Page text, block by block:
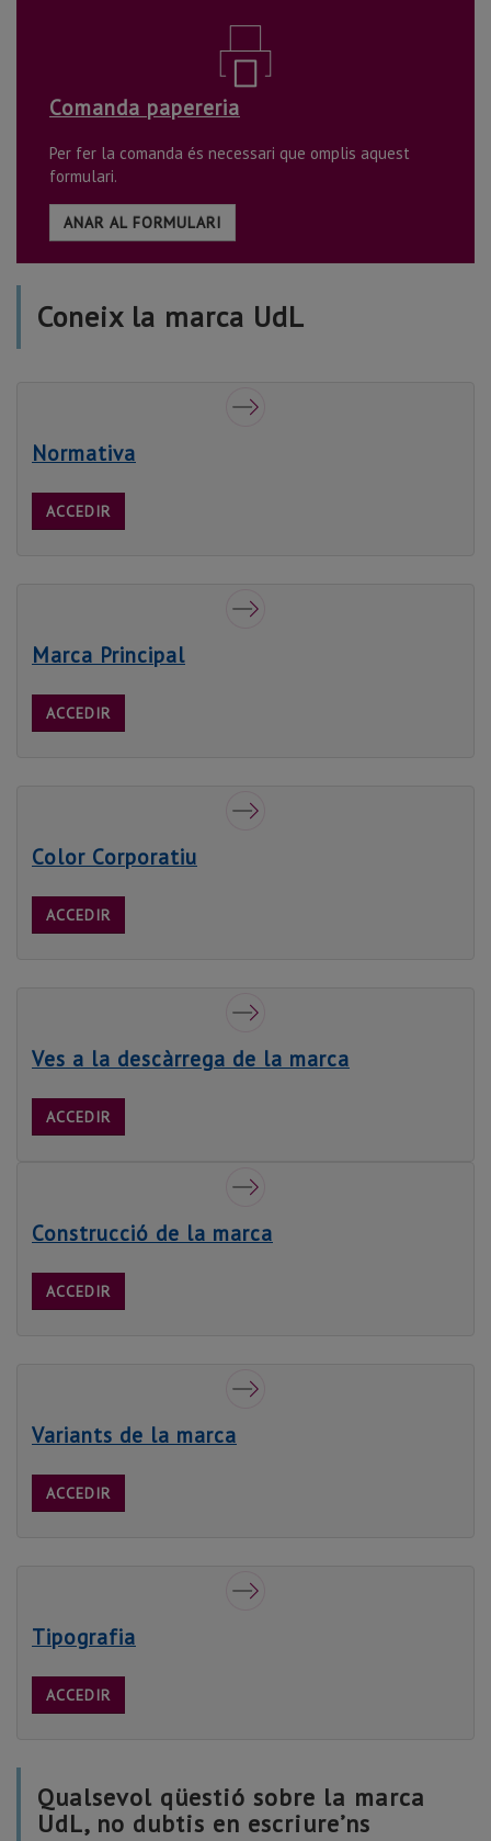
Comanda papereria
Per fer la comanda és necessari que omplis aquest
formulari.
ANAR AL FORMULARI
Coneix la marca UdL
Normativa
ACCEDIR
Marca Principal
ACCEDIR
Color Corporatiu
ACCEDIR
Ves a la descàrrega de la marca
ACCEDIR
Construcció de la marca
ACCEDIR
Variants de la marca
ACCEDIR
Tipografia
ACCEDIR
Qualsevol qüestió sobre la marca
UdL, no dubtis en escriure’ns